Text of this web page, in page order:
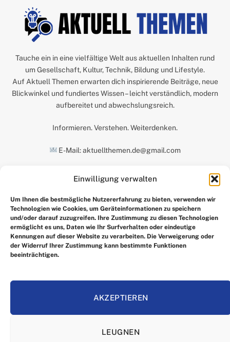
Einwilligung verwalten
Um Ihnen die bestmögliche Nutzererfahrung zu bieten, verwenden wir
Technologien wie Cookies, um Geräteinformationen zu speichern
und/oder darauf zuzugreifen. Ihre Zustimmung zu diesen Technologien
ermöglicht es uns, Daten wie Ihr Surfverhalten oder eindeutige
Kennungen auf dieser Website zu verarbeiten. Die Verweigerung oder
der Widerruf Ihrer Zustimmung kann bestimmte Funktionen
beeinträchtigen.
AKZEPTIEREN
LEUGNEN
Tauche ein in eine vielfältige Welt aus aktuellen Inhalten rund
um Gesellschaft, Kultur, Technik, Bildung und Lifestyle.
Auf Aktuell Themen erwarten dich inspirierende Beiträge, neue
Blickwinkel und fundiertes Wissen – leicht verständlich, modern
aufbereitet und abwechslungsreich.
Informieren. Verstehen. Weiterdenken.
E-Mail: aktuellthemen.de@gmail.com
ALLGEMEINE GESCHÄFTSBEDINGUNGEN